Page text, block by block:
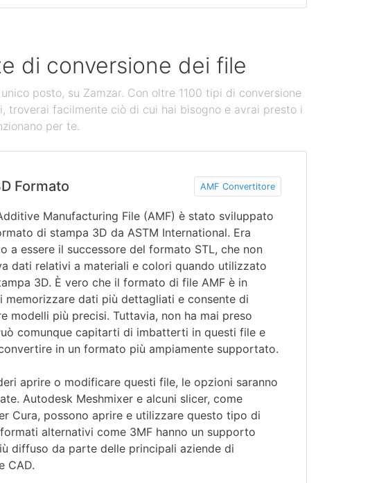
di conversione dei file
posto, su Zamzar. Con oltre 1100 tipi di conversione
facilmente ciò di cui hai bisogno e avrai presto i
per te.
Formato AMF Convertitore
Manufacturing File (AMF) è stato sviluppato
di stampa 3D da ASTM International. Era
a essere il successore del formato STL, che non
dati relativi a materiali e colori quando utilizzato
3D. È vero che il formato di file AMF è in
memorizzare dati più dettagliati e consente di
modelli più precisi. Tuttavia, non ha mai preso
comunque capitarti di imbatterti in questi file e
in un formato più ampiamente supportato.
aprire o modificare questi file, le opzioni saranno
Autodesk Meshmixer e alcuni slicer, come
Cura, possono aprire e utilizzare questo tipo di
alternativi come 3MF hanno un supporto
diffuso da parte delle principali aziende di
CAD.